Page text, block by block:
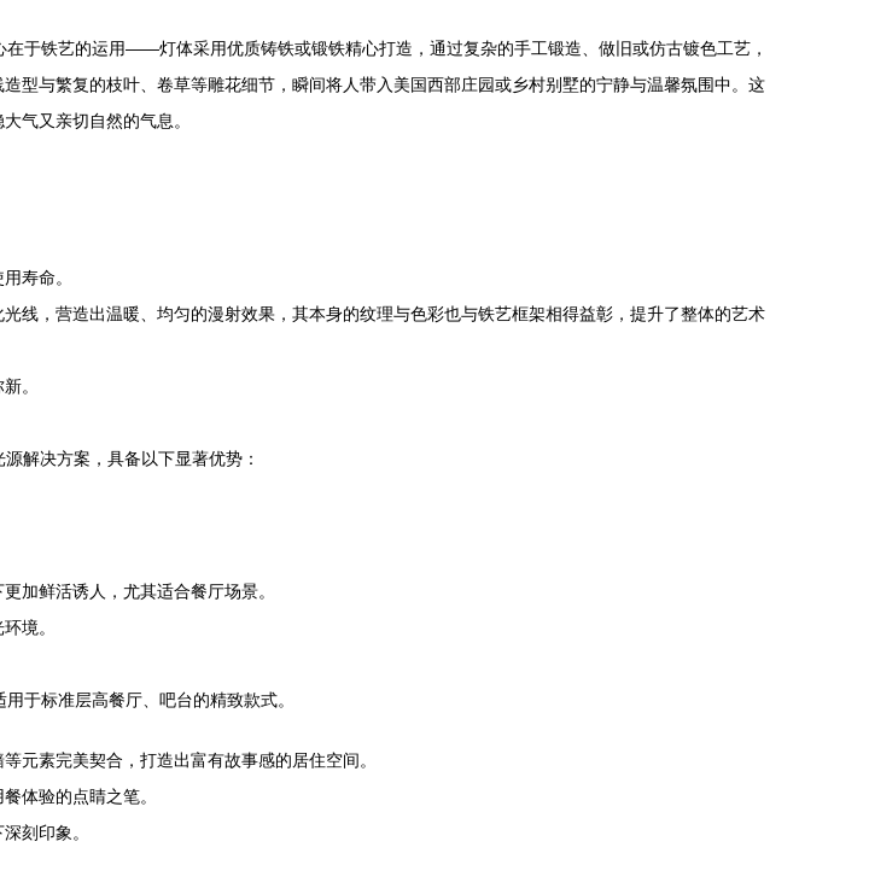
于铁艺的运用——灯体采用优质铸铁或锻铁精心打造，通过复杂的手工锻造、做旧或仿古镀色工艺，
型与繁复的枝叶、卷草等雕花细节，瞬间将人带入美国西部庄园或乡村别墅的宁静与温馨氛围中。这
气又亲切自然的气息。
寿命。
线，营造出温暖、均匀的漫射效果，其本身的纹理与色彩也与铁艺框架相得益彰，提升了整体的艺术
。
解决方案，具备以下显著优势：
加鲜活诱人，尤其适合餐厅场景。
境。
于标准层高餐厅、吧台的精致款式。
元素完美契合，打造出富有故事感的居住空间。
体验的点睛之笔。
刻印象。